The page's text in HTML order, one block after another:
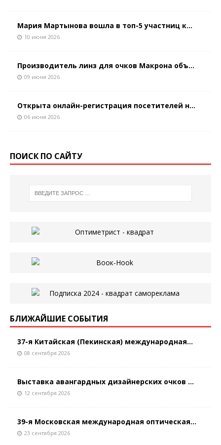
Мария Мартынова вошла в топ-5 участниц к...
10 июня 2026
Производитель линз для очков Макрона объ...
09 июня 2026
Открыта онлайн-регистрация посетителей н...
06 июня 2026
ПОИСК ПО САЙТУ
БЛИЖАЙШИЕ СОБЫТИЯ
37-я Китайская (Пекинская) международная...
08 сентября 2026
Выставка авангардных дизайнерских очков ...
12 сентября 2026
39-я Московская международная оптическая...
23 сентября 2026